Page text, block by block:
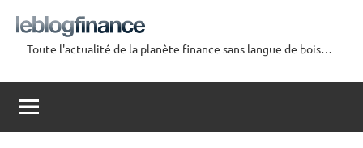
contenu
Blog
Finance
Toute l'actualité de la planète finance sans langue de bois…